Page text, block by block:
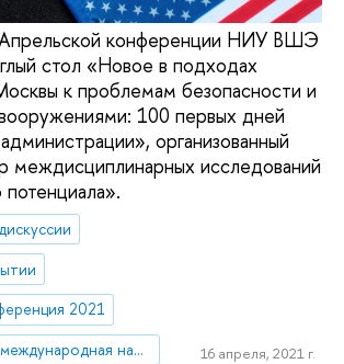
конференции НИУ ВШЭ
стол «Новое в подходах
к проблемам безопасности и
100 первых дней
организованный
исследований
дискуссии
2021
XXII Апрельская международная научная конференция по проблемам развития экономики и общества
16 апреля, 2021 г.